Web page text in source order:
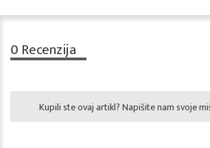
0 Recenzija
Kupili ste ovaj artikl? Napišite nam svoje